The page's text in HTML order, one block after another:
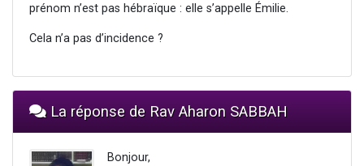
prénom n’est pas hébraïque : elle s’appelle Émilie.
Cela n’a pas d’incidence ?
La réponse de Rav Aharon SABBAH
Bonjour,